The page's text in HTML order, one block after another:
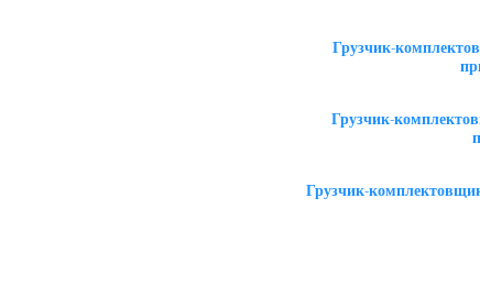
Грузчик-
Грузчик-
Грузчик-